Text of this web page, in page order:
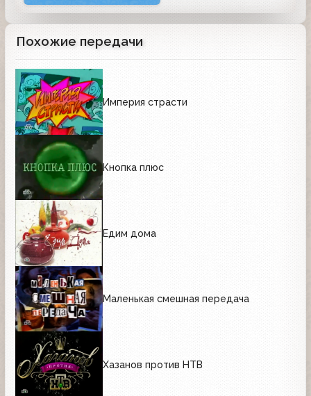
Похожие передачи
Империя страсти
Кнопка плюс
Едим дома
Маленькая смешная передача
Хазанов против НТВ